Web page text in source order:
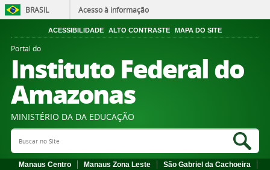
BRASIL Acesso à informação
ACESSIBILIDADE ALTO CONTRASTE MAPA DO SITE
Portal do
Instituto Federal do
Amazonas
MINISTÉRIO DA DA EDUCAÇÃO
Search Site
Manaus Centro Manaus Zona Leste
São Gabriel da Cachoeira